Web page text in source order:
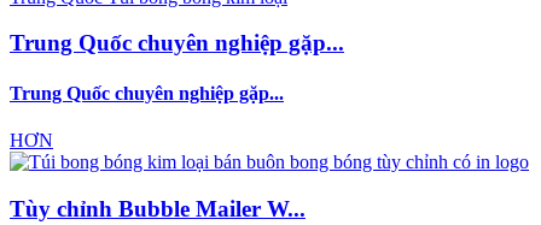
Trung Quốc chuyên nghiệp gặp...
Trung Quốc chuyên nghiệp gặp...
HƠN
Tùy chỉnh Bubble Mailer W...